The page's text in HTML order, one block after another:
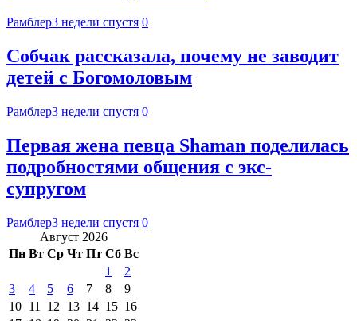
Рамблер3 недели спустя 0
Собчак рассказала, почему не заводит
детей с Богомоловым
Рамблер3 недели спустя 0
Первая жена певца Shaman поделилась
подробностями общения с экс-
супругом
Рамблер3 недели спустя 0
Август 2026
Пн Вт Ср Чт Пт Сб Вс
1
2
3
4 5 6 7 8
9
10 11 12 13 14 15 16